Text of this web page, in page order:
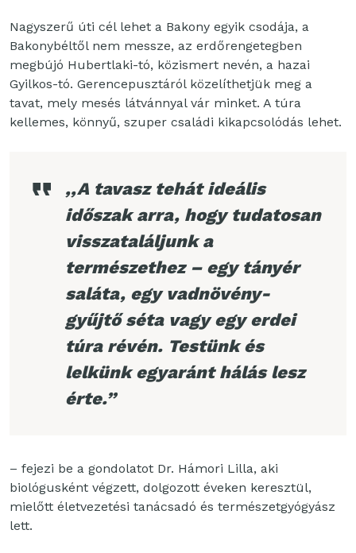
Nagyszerű úti cél lehet a Bakony egyik csodája, a
Bakonybéltől nem messze, az erdőrengetegben
megbújó Hubertlaki-tó, közismert nevén, a hazai
Gyilkos-tó. Gerencepusztáról közelíthetjük meg a
tavat, mely mesés látvánnyal vár minket. A túra
kellemes, könnyű, szuper családi kikapcsolódás lehet.
,,A tavasz tehát ideális
időszak arra, hogy tudatosan
visszataláljunk a
természethez – egy tányér
saláta, egy vadnövény-
gyűjtő séta vagy egy erdei
túra révén. Testünk és
lelkünk egyaránt hálás lesz
érte.”
– fejezi be a gondolatot Dr. Hámori Lilla, aki
biológusként végzett, dolgozott éveken keresztül,
mielőtt életvezetési tanácsadó és természetgyógyász
lett.